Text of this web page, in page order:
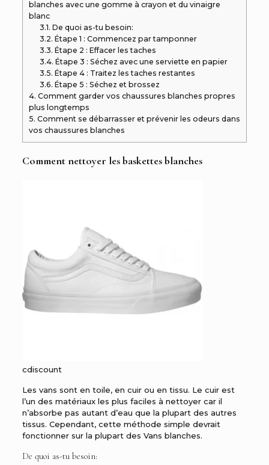
blanches avec une gomme à crayon et du vinaigre
blanc
3.1. De quoi as-tu besoin:
3.2. Étape 1 : Commencez par tamponner
3.3. Étape 2 : Effacer les taches
3.4. Étape 3 : Séchez avec une serviette en papier
3.5. Étape 4 : Traitez les taches restantes
3.6. Étape 5 : Séchez et brossez
4. Comment garder vos chaussures blanches propres
plus longtemps
5. Comment se débarrasser et prévenir les odeurs dans
vos chaussures blanches
Comment nettoyer les baskettes blanches
cdiscount
Les vans sont en toile, en cuir ou en tissu. Le cuir est
l’un des matériaux les plus faciles à nettoyer car il
n’absorbe pas autant d’eau que la plupart des autres
tissus. Cependant, cette méthode simple devrait
fonctionner sur la plupart des Vans blanches.
De quoi as-tu besoin: